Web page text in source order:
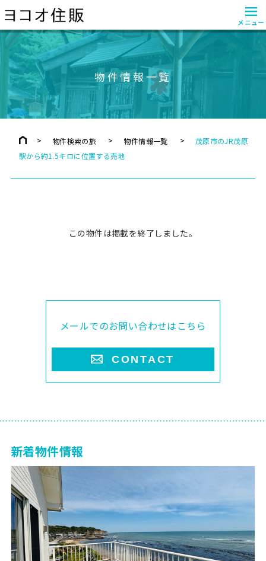
≡
メニュー
物件情報一覧
物件検索の旅 物件情報一覧
茂原市のJR茂原
駅から約1.5キロに位置する売地
この物件は掲載を終了しました。
メールでのお問い合わせはこちら
CONTACT
新着物件情報